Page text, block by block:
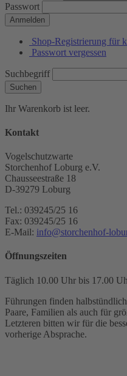
Passwort
Anmelden
Shop-Registrierung für
Passwort vergessen
Suchbegriff
Suchen
Ihr Warenkorb ist leer.
Kontakt
Vogelschutzwarte
Storchenhof Loburg e.V.
Chausseestraße 18
D-39279 Loburg
Tel.: 039245/25 16
Fax: 039245/25 16
E-Mail: info@storchenhof-
Öffnungszeiten
Täglich 10.00 Uhr bis 17.00
Führungen finden
Paare, Familien als auch für
Letzteren bitten wir für die
vorherige Absprache.